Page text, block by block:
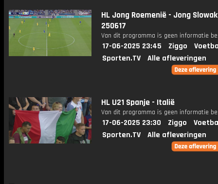
HL Jong Roemenië - Jong
250617
Van dit programma is geen informatie
17-06-2025 23:45 Ziggo
Sporten.TV
Alle afleveringen
HL U21 Spanje - Italië
Van dit programma is geen informatie
17-06-2025 23:30 Ziggo
Sporten.TV
Alle afleveringen